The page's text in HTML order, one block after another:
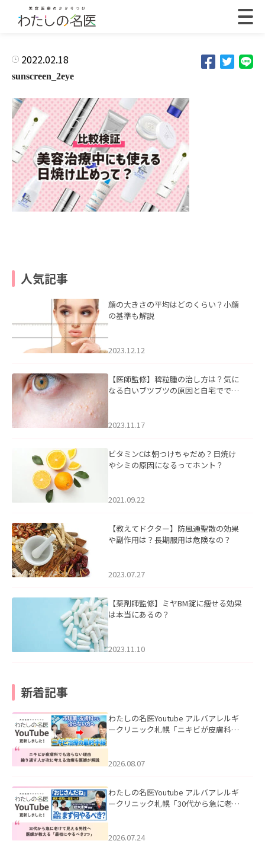
2022.02.18
sunscreen_2eye
人気記事
顔の大きさの平均はどのくらい？小顔
の基準も解説
2023.12.12
【医師監修】稗粒腫の治し方は？気に
なる白いブツブツの原因と自宅ででき
2023.11.17
ビタミンCは朝つけちゃだめ？日焼け
やシミの原因になるってホント？
2021.09.22
【教えてドクター】防風通聖散の効果
や副作用は？長期服用は危険なの？
2023.07.27
【薬剤師監修】ミヤBM錠に痩せる効果
は本当にあるの？
2023.11.10
新着記事
わたしの名医Youtube アルバアレルギ
ークリニック札幌「ニキビが皮膚科で
ました。
2026.08.07
わたしの名医Youtube アルバアレルギ
ークリニック札幌「30代から急に老け
た。
2026.07.24